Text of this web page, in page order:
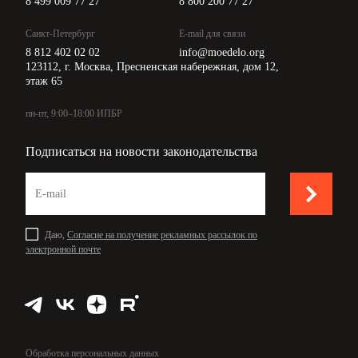
Санкт-Петербург
8 812 402 02 02
E-mail для связи
info@moedelo.org
123112, г. Москва, Пресненская набережная, дом 12,
этаж 65
пн-пт, 9:00–18:00 ИПБР
Подписаться на новости законодательства
Даю, Согласие на получение рекламных рассылок по
электронной почте
Обработка персональных данных